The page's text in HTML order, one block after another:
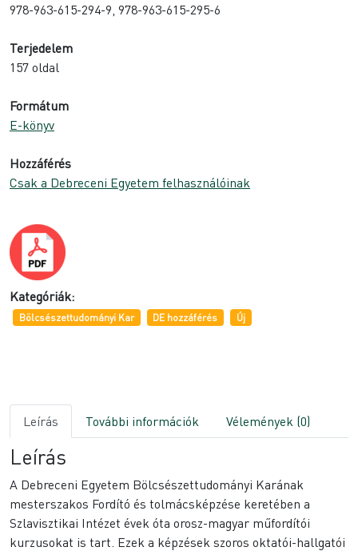
978-963-615-294-9, 978-963-615-295-6
Terjedelem
157 oldal
Formátum
E-könyv
Hozzáférés
Csak a Debreceni Egyetem felhasználóinak
Kategóriák:
Bölcsészettudományi Kar DE hozzáférés Új
Leírás További információk Vélemények (0)
Leírás
A Debreceni Egyetem Bölcsészettudományi Karának
mesterszakos Fordító és tolmácsképzése keretében a
Szlavisztikai Intézet évek óta orosz-magyar műfordítói
kurzusokat is tart. Ezek a képzések szoros oktatói-hallgatói